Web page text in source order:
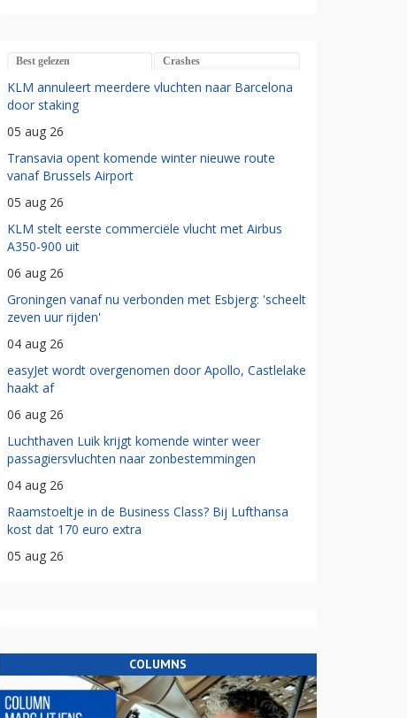
Best gelezen Crashes
KLM annuleert meerdere vluchten naar Barcelona
door staking
05 aug 26
Transavia opent komende winter nieuwe route
vanaf Brussels Airport
05 aug 26
KLM stelt eerste commerciële vlucht met Airbus
A350-900 uit
06 aug 26
Groningen vanaf nu verbonden met Esbjerg: 'scheelt
zeven uur rijden'
04 aug 26
easyJet wordt overgenomen door Apollo, Castlelake
haakt af
06 aug 26
Luchthaven Luik krijgt komende winter weer
passagiersvluchten naar zonbestemmingen
04 aug 26
Raamstoeltje in de Business Class? Bij Lufthansa
kost dat 170 euro extra
05 aug 26
COLUMNS